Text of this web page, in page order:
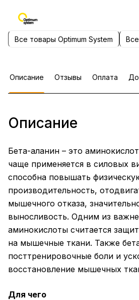
Все товары Optimum System
Описание Отзывы Оплата
Описание
Бета-аланин – это
чаще применяется в силовых
способна повышать
производительность,
мышечного отказа,
выносливость. Одним из
аминокислоты считается
на мышечные ткани. Также
посттренировочные боли и
восстановление мышечных
Для чего